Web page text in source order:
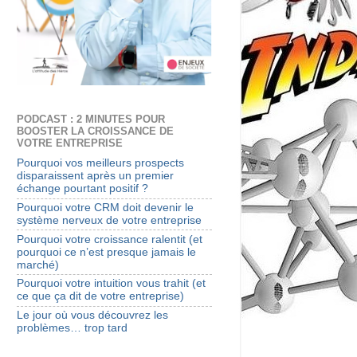
PODCAST : 2 MINUTES POUR
BOOSTER LA CROISSANCE DE
VOTRE ENTREPRISE
Pourquoi vos meilleurs prospects
disparaissent après un premier
échange pourtant positif ?
Pourquoi votre CRM doit devenir le
système nerveux de votre entreprise
Pourquoi votre croissance ralentit (et
pourquoi ce n’est presque jamais le
marché)
Pourquoi votre intuition vous trahit (et
ce que ça dit de votre entreprise)
Le jour où vous découvrez les
problèmes… trop tard